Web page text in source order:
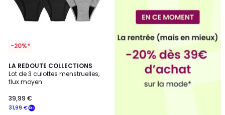
-20%*
LA REDOUTE COLLECTIONS
Lot de 3 culottes menstruelles,
flux moyen
31,99 €
39,99 €
4,6
/ 5